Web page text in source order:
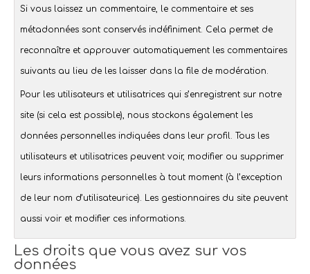
Si vous laissez un commentaire, le commentaire et ses
métadonnées sont conservés indéfiniment. Cela permet de
reconnaître et approuver automatiquement les commentaires
suivants au lieu de les laisser dans la file de modération.
Pour les utilisateurs et utilisatrices qui s’enregistrent sur notre
site (si cela est possible), nous stockons également les
données personnelles indiquées dans leur profil. Tous les
utilisateurs et utilisatrices peuvent voir, modifier ou supprimer
leurs informations personnelles à tout moment (à l’exception
de leur nom d’utilisateur·ice). Les gestionnaires du site peuvent
aussi voir et modifier ces informations.
Les droits que vous avez sur vos
données